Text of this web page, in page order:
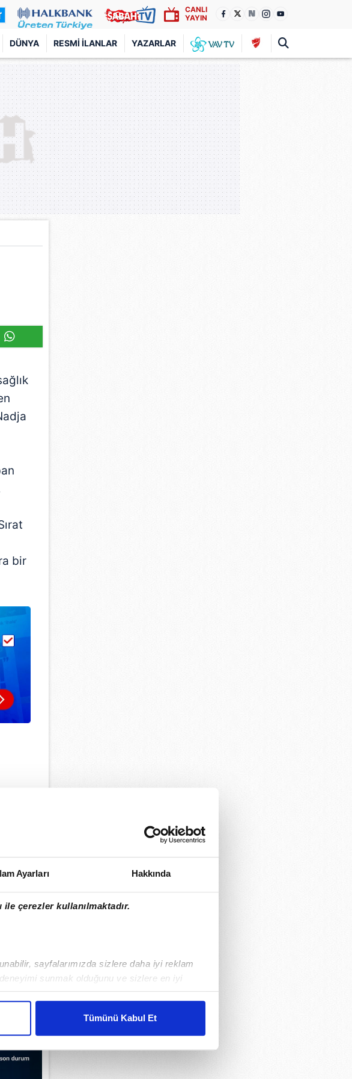
Ayarları Hakkında
çerezler kullanılmaktadır.
sayfalarımızda sizlere daha iyi reklam
sunmak olduğunu ve sizlere en iyi
reklamların maliyetlerimizi karşılamak
hedefli reklamlar gösterilmeyecektir."
kişilere ait çerezler kullanılmaktadır. Bu
Tümünü Kabul Et
CANLI
YAYIN
DÜNYA RESMI İLANLAR YAZARLAR
bir